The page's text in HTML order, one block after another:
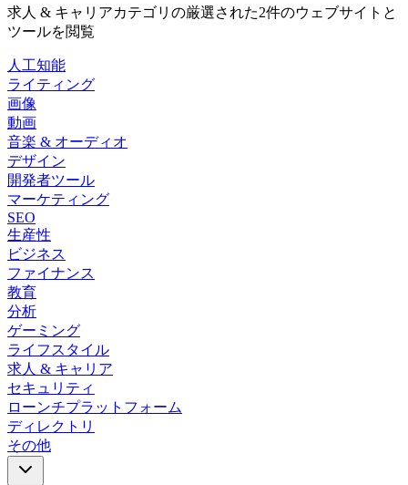
求人 & キャリアカテゴリの厳選された2件のウェブサイトと
ツールを閲覧
人工知能
ライティング
画像
動画
音楽 & オーディオ
デザイン
開発者ツール
マーケティング
SEO
生産性
ビジネス
ファイナンス
教育
分析
ゲーミング
ライフスタイル
求人 & キャリア
セキュリティ
ローンチプラットフォーム
ディレクトリ
その他